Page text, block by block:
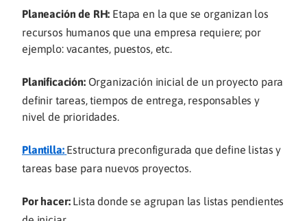
Planeación de RH: Etapa en la que se organizan los
recursos humanos que una empresa requiere; por
ejemplo: vacantes, puestos, etc.
Planificación: Organización inicial de un proyecto para
definir tareas, tiempos de entrega, responsables y
nivel de prioridades.
Plantilla: Estructura preconfigurada que define listas y
tareas base para nuevos proyectos.
Por hacer:Lista donde se agrupan las listas pendientes